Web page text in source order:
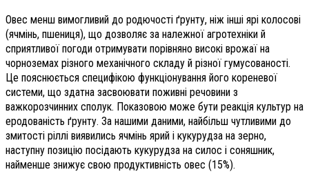
Овес менш вимогливий до родючості ґрунту, ніж інші ярі колосові
(ячмінь, пшениця), що дозволяє за належної агротехніки й
сприятливої погоди отримувати порівняно високі врожаї на
чорноземах різного механічного складу й різної гумусованості.
Це пояснюється специфікою функціонування його кореневої
системи, що здатна засвоювати поживні речовини з
важкорозчинних сполук. Показовою може бути реакція культур на
еродованість ґрунту. За нашими даними, найбільш чутливими до
змитості ріллі виявились ячмінь ярий і кукурудза на зерно,
наступну позицію посідають кукурудза на силос і соняшник,
найменше знижує свою продуктивність овес (15%).